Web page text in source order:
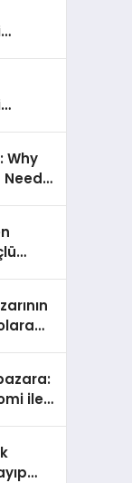
çıkan
nesil
son
Why
Needs
ile